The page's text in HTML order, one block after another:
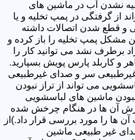
نشدن آب در ماشین های
از گرفتگی در پمپ تخلیه و یا
و قطع شدن اتصالات داشته
مشکل پمپ تخلیه را باز کرده و
برطرف نشد می توانید کار را
و کاربلد پارس پویش بسپارید.
سر و صدای غیرطبیعی
می تواند از تراز نبودن
نبودن ماشین های لباسشویی
آن ها در هنگام چرخش شده
ها را مورد بررسی قرار داد.)از
غیر طبیعی ماشین